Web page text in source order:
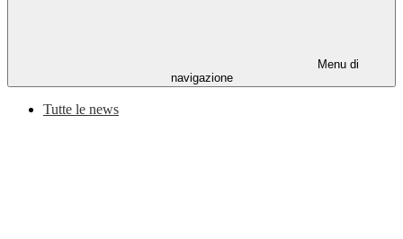
Menu di
navigazione
Tutte le news